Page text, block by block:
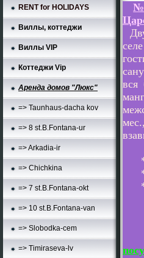
RENT for HOLIDAYS
Виллы, коттеджи
Виллы VIP
Коттеджи Vip
Аренда домов "Люкс"
=> Taunhaus-dacha kov
=> 8 st.B.Fontana-ur
=> Arkadia-ir
=> Chichkina
=> 7 st.B.Fontana-okt
=> 10 st.B.Fontana-van
=> Slobodka-cem
=> Timiraseva-lv
№
Д
вся
*
*
*